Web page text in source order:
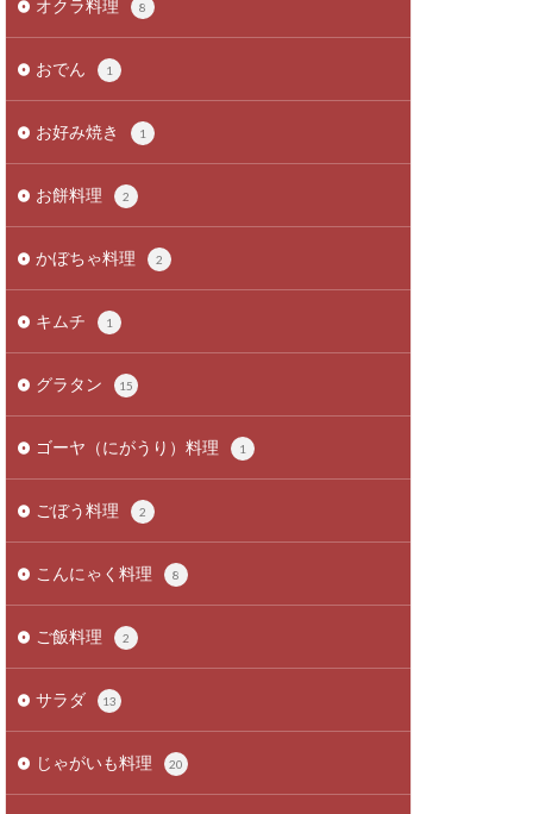
オクラ料理 8
おでん 1
お好み焼き 1
お餅料理 2
かぼちゃ料理 2
キムチ 1
グラタン 15
ゴーヤ（にがうり）料理 1
ごぼう料理 2
こんにゃく料理 8
ご飯料理 2
サラダ 13
じゃがいも料理 20